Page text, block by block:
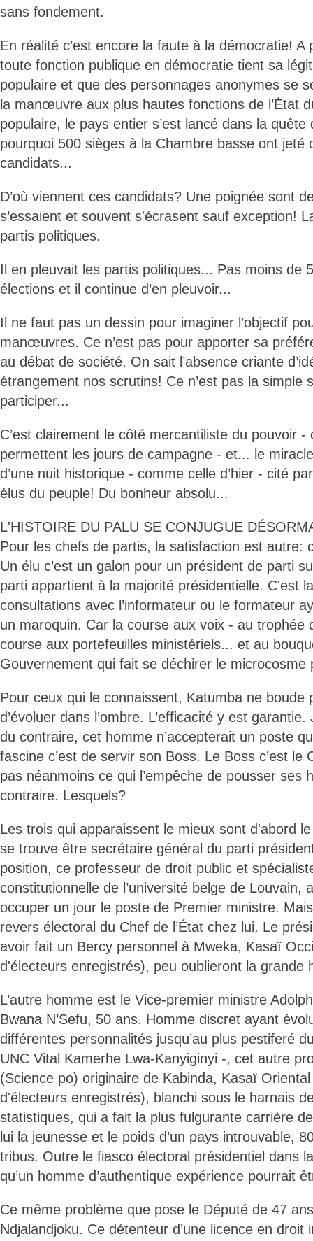
sans fondement.
En réalité c’est encore la faute à la démocratie! A
toute fonction publique en démocratie tient sa
populaire et que des personnages anonymes se
la manœuvre aux plus hautes fonctions de l’État
populaire, le pays entier s’est lancé dans la quête
pourquoi 500 sièges à la Chambre basse ont jeté
candidats...
D’où viennent ces candidats? Une poignée sont
s’essaient et souvent s'écrasent sauf exception!
partis politiques.
Il en pleuvait les partis politiques... Pas moins de
élections et il continue d’en pleuvoir...
Il ne faut pas un dessin pour imaginer l’objectif
manœuvres. Ce n’est pas pour apporter sa
au débat de société. On sait l’absence criante
étrangement nos scrutins! Ce n’est pas la simple
participer...
C’est clairement le côté mercantiliste du pouvoir -
permettent les jours de campagne - et... le
d’une nuit historique - comme celle d’hier - cité
élus du peuple! Du bonheur absolu...
L'HISTOIRE DU PALU SE CONJUGUE
Pour les chefs de partis, la satisfaction est autre:
Un élu c’est un galon pour un président de parti
parti appartient à la majorité présidentielle. C'est
consultations avec l’informateur ou le formateur
un maroquin. Car la course aux voix - au trophée
course aux portefeuilles ministériels... et au
Gouvernement qui fait se déchirer le microcosme
Pour ceux qui le connaissent, Katumba ne boude
d’évoluer dans l’ombre. L’efficacité y est garantie.
du contraire, cet homme n’accepterait un poste
fascine c’est de servir son Boss. Le Boss c’est le
pas néanmoins ce qui l’empêche de pousser ses
contraire. Lesquels?
Les trois qui apparaissent le mieux sont d'abord
se trouve être secrétaire général du parti
position, ce professeur de droit public et
constitutionnelle de l’université belge de Louvain,
occuper un jour le poste de Premier ministre.
revers électoral du Chef de l’État chez lui. Le
avoir fait un Bercy personnel à Mweka, Kasaï
d'électeurs enregistrés), peu oublieront la grande
L’autre homme est le Vice-premier ministre
Bwana N’Sefu, 50 ans. Homme discret ayant
différentes personnalités jusqu’au plus pestiferé
UNC Vital Kamerhe Lwa-Kanyiginyi -, cet autre
(Science po) originaire de Kabinda, Kasaï
d'électeurs enregistrés), blanchi sous le harnais
statistiques, qui a fait la plus fulgurante carrière
lui la jeunesse et le poids d’un pays introuvable,
tribus. Outre le fiasco électoral présidentiel dans
qu’un homme d’authentique expérience pourrait
Ce même problème que pose le Député de 47
Ndjalandjoku. Ce détenteur d’une licence en droit